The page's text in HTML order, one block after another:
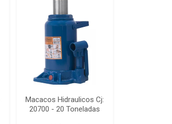
Macacos Hidraulicos Cj:
20700 - 20 Toneladas